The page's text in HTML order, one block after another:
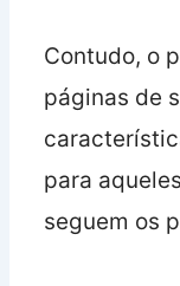
Contudo, o
páginas de
para
seguem os